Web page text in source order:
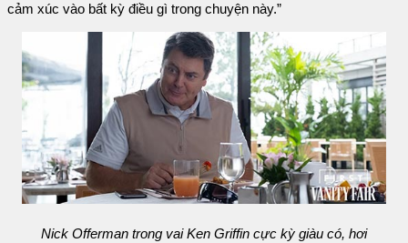
cảm xúc vào bất kỳ điều gì trong chuyện này.”
Nick Offerman trong vai Ken Griffin cực kỳ giàu có, hơi